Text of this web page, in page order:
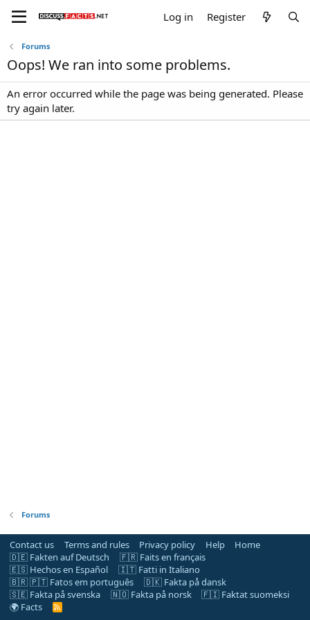
Log in Register
Forums
Oops! We ran into some problems.
An error occurred while the page was being generated. Please
try again later.
Forums
Contact us Terms and rules Privacy policy Help
Home
🇩🇪 Fakten auf Deutsch
🇫🇷 Faits en français
🇪🇸 Hechos en Español
🇮🇹 Fatti in Italiano
🇧🇷 🇵🇹 Fatos em português
🇩🇰 Fakta på dansk
🇸🇪 Fakta på svenska
🇳🇴 Fakta på norsk
🇫🇮 Faktat suomeksi
🌍 Facts
R